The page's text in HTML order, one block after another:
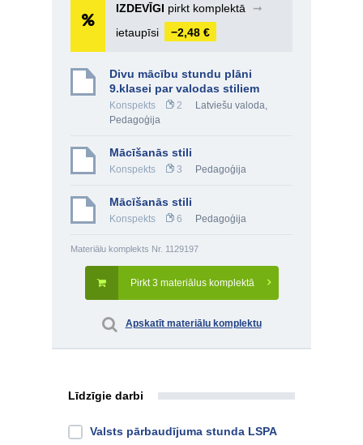
IZDEVĪGI pirkt komplektā
➞
ietaupīsi
−2,48 €
Divu mācību stundu plāni
9.klasei par valodas stiliem
Konspekts 2 Latviešu valoda,
Pedagoģija
Mācīšanās stili
Konspekts 3 Pedagoģija
Mācīšanās stili
Konspekts 6 Pedagoģija
Materiālu komplekts Nr. 1129197
Pirkt 3 materiālus komplektā
Apskatīt materiālu komplektu
Līdzīgie darbi
Valsts pārbaudījuma stunda LSPA